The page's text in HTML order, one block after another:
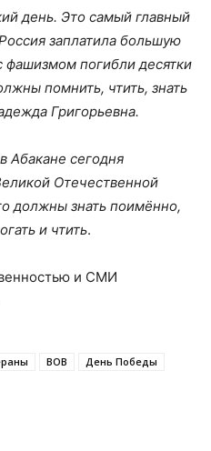
день. Это самый главный
заплатила большую
фашизмом погибли десятки
помнить, чтить, знать
Григорьевна.
Абакане сегодня
Отечественной
должны знать поимённо,
и чтить.
и СМИ
ВОВ
День Победы